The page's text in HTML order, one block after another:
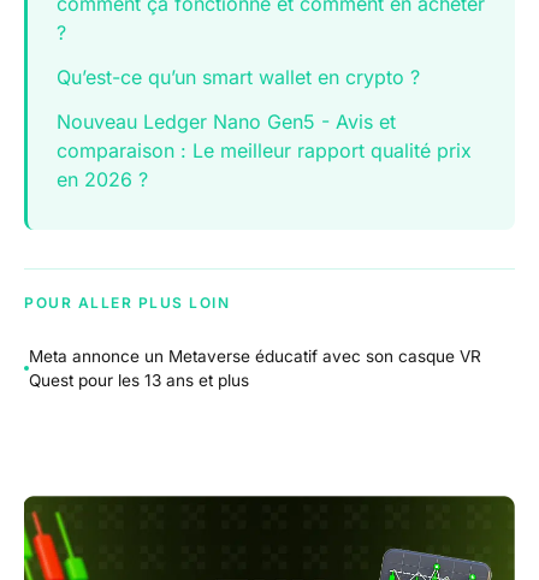
?
Qu’est-ce qu’un smart wallet en crypto ?
Nouveau Ledger Nano Gen5 - Avis et
comparaison : Le meilleur rapport qualité prix
en 2026 ?
POUR ALLER PLUS LOIN
Meta annonce un Metaverse éducatif avec son casque VR
Quest pour les 13 ans et plus